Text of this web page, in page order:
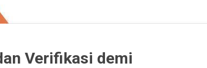
Verifikasi demi